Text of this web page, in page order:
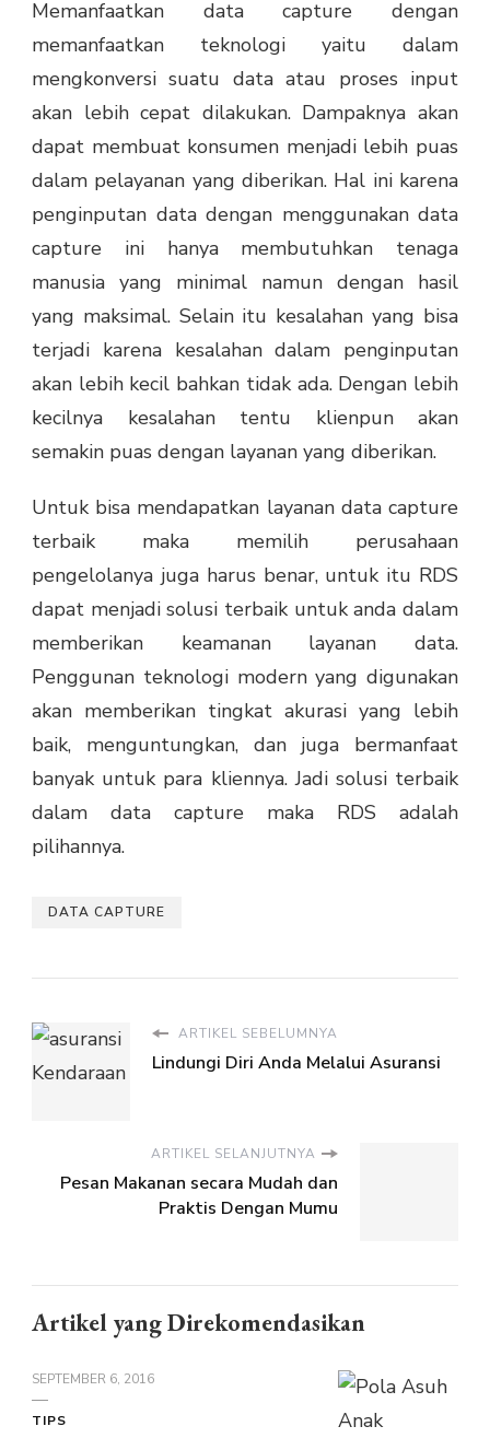
Memanfaatkan data capture dengan
memanfaatkan teknologi yaitu dalam
mengkonversi suatu data atau proses input
akan lebih cepat dilakukan. Dampaknya akan
dapat membuat konsumen menjadi lebih puas
dalam pelayanan yang diberikan. Hal ini karena
penginputan data dengan menggunakan data
capture ini hanya membutuhkan tenaga
manusia yang minimal namun dengan hasil
yang maksimal. Selain itu kesalahan yang bisa
terjadi karena kesalahan dalam penginputan
akan lebih kecil bahkan tidak ada. Dengan lebih
kecilnya kesalahan tentu klienpun akan
semakin puas dengan layanan yang diberikan.
Untuk bisa mendapatkan layanan data capture
terbaik maka memilih perusahaan
pengelolanya juga harus benar, untuk itu RDS
dapat menjadi solusi terbaik untuk anda dalam
memberikan keamanan layanan data.
Penggunan teknologi modern yang digunakan
akan memberikan tingkat akurasi yang lebih
baik, menguntungkan, dan juga bermanfaat
banyak untuk para kliennya. Jadi solusi terbaik
dalam data capture maka RDS adalah
pilihannya.
DATA CAPTURE
ARTIKEL SEBELUMNYA
Lindungi Diri Anda Melalui Asuransi
ARTIKEL SELANJUTNYA
Pesan Makanan secara Mudah dan
Praktis Dengan Mumu
Artikel yang Direkomendasikan
SEPTEMBER 6, 2016
TIPS